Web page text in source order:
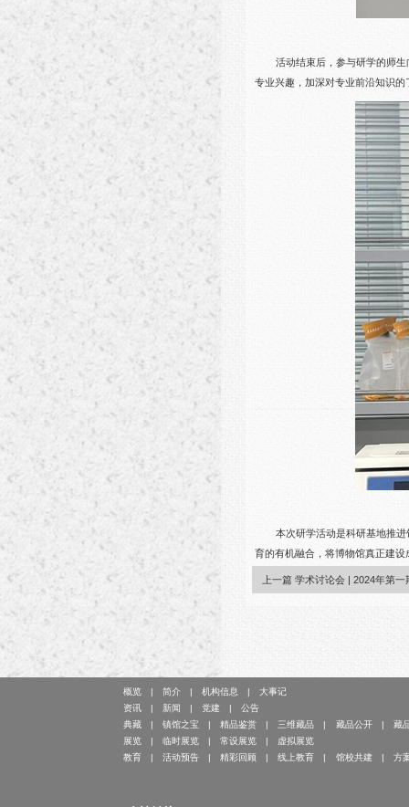
活动结束后，参与研学的师
专业兴趣，加深对专业前沿知识的
本次研学活动是科研基地推
育的有机融合，将博物馆真正建
上一篇 学术讨论会 | 2024年第
概览 简介 机构信息
大事记
资讯
新闻 党建
公告
典藏
镇馆之宝 精品鉴赏 三维藏品 藏品公开
藏
展览
临时展览 常设展览
虚拟展览
教育
活动预告 精彩回顾 线上教育 馆校共建 方